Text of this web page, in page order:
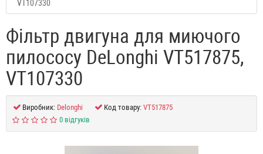
VT107330
Фільтр двигуна для миючого
пилососу DeLonghi VT517875,
VT107330
Виробник: Delonghi Код товару: VT517875
0 відгуків